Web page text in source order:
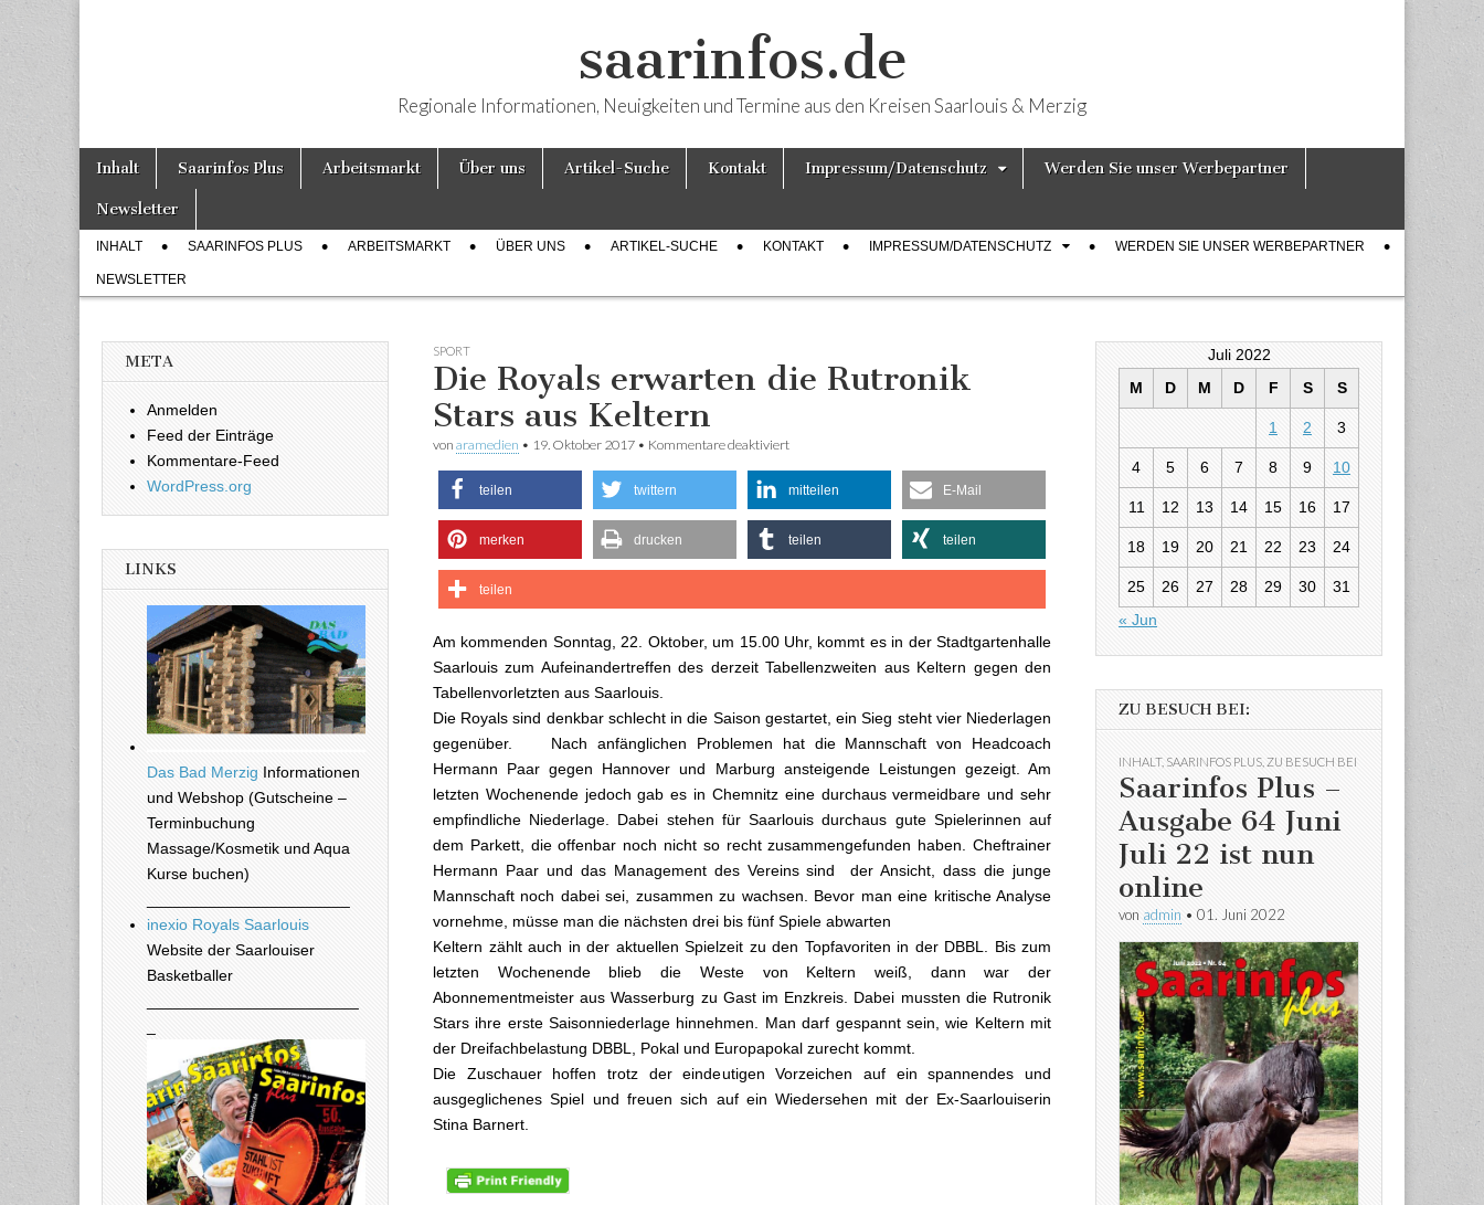
saarinfos.de
Regionale Informationen, Neuigkeiten und Termine aus den Kreisen Saarlouis & Merzig
Hauptmenü
Weiter zum Inhalt
Inhalt Saarinfos Plus Arbeitsmarkt Über uns Artikel-Suche Kontakt Impressum/Datenschutz Werden Sie unser Werbepartner
Newsletter
Untermenü
INHALT SAARINFOS PLUS ARBEITSMARKT ÜBER UNS ARTIKEL-SUCHE KONTAKT IMPRESSUM/DATENSCHUTZ WERDEN SIE UNSER WERBEPARTNER
NEWSLETTER
SPORT
Die Royals erwarten die Rutronik
Stars aus Keltern
von aramedien • 19. Oktober 2017 • Kommentare deaktiviert
teilen twittern mitteilen E-Mail
merken drucken teilen teilen
teilen
Am kommenden Sonntag, 22. Oktober, um 15.00 Uhr, kommt es in der Stadtgartenhalle
Saarlouis zum Aufeinandertreffen des derzeit Tabellenzweiten aus Keltern gegen den
Tabellenvorletzten aus Saarlouis.
Die Royals sind denkbar schlecht in die Saison gestartet, ein Sieg steht vier Niederlagen
gegenüber. Nach anfänglichen Problemen hat die Mannschaft von Headcoach
Hermann Paar gegen Hannover und Marburg ansteigende Leistungen gezeigt. Am
letzten Wochenende jedoch gab es in Chemnitz eine durchaus vermeidbare und sehr
empfindliche Niederlage. Dabei stehen für Saarlouis durchaus gute Spielerinnen auf
dem Parkett, die offenbar noch nicht so recht zusammengefunden haben. Cheftrainer
Hermann Paar und das Management des Vereins sind der Ansicht, dass die junge
Mannschaft noch dabei sei, zusammen zu wachsen. Bevor man eine kritische Analyse
vornehme, müsse man die nächsten drei bis fünf Spiele abwarten
Keltern zählt auch in der aktuellen Spielzeit zu den Topfavoriten in der DBBL. Bis zum
letzten Wochenende blieb die Weste von Keltern weiß, dann war der
Abonnementmeister aus Wasserburg zu Gast im Enzkreis. Dabei mussten die Rutronik
Stars ihre erste Saisonniederlage hinnehmen. Man darf gespannt sein, wie Keltern mit
der Dreifachbelastung DBBL, Pokal und Europapokal zurecht kommt.
Die Zuschauer hoffen trotz der eindeutigen Vorzeichen auf ein spannendes und
ausgeglichenes Spiel und freuen sich auf ein Wiedersehen mit der Ex-Saarlouiserin
Stina Barnert.
META
Anmelden
Feed der Einträge
Kommentare-Feed
WordPress.org
LINKS
Das Bad Merzig Informationen
und Webshop (Gutscheine –
Terminbuchung
Massage/Kosmetik und Aqua
Kurse buchen)
inexio Royals Saarlouis
Website der Saarlouiser
Basketballer
Juli 2022
M
D M D F S S
1 2 3
4 5 6 7 8 9 10
11 12 13 14 15 16 17
18 19 20 21 22 23 24
25 26 27 28 29 30
31
« Jun
ZU BESUCH BEI:
INHALT, SAARINFOS PLUS ZU BESUCH BEI
Saarinfos Plus –
Ausgabe 64 Juni
Juli 22 ist nun
online
von admin • 01. Juni 2022